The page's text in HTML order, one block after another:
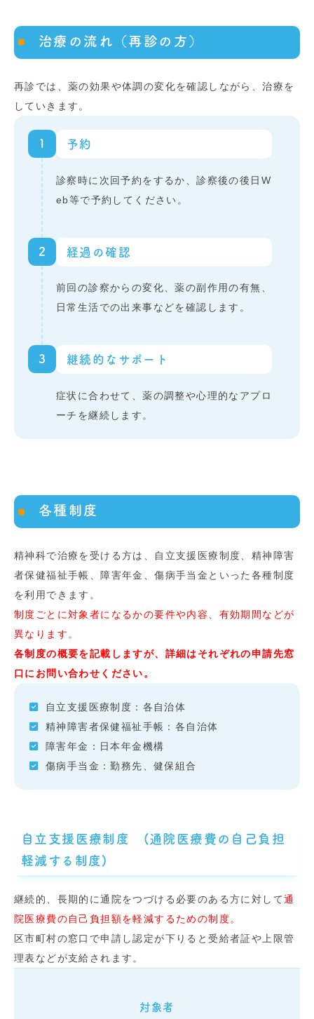
治療の流れ（再診の方）
再診では、薬の効果や体調の変化を確認しながら、治療を
していきます。
1 予約
診察時に次回予約をするか、診察後の後日W
eb等で予約してください。
2 経過の確認
前回の診察からの変化、薬の副作用の有無、
日常生活での出来事などを確認します。
3 継続的なサポート
症状に合わせて、薬の調整や心理的なアプロ
ーチを継続します。
各種制度
精神科で治療を受ける方は、自立支援医療制度、精神障害
者保健福祉手帳、障害年金、傷病手当金といった各種制度
を利用できます。
制度ごとに対象者になるかの要件や内容、有効期間などが
異なります。
各制度の概要を記載しますが、詳細はそれぞれの申請先窓
口にお問い合わせください。
自立支援医療制度：各自治体
精神障害者保健福祉手帳：各自治体
障害年金：日本年金機構
傷病手当金：勤務先、健保組合
自立支援医療制度 (通院医療費の自己負担
軽減する制度)
継続的、長期的に通院をつづける必要のある方に対して通
院医療費の自己負担額を軽減するための制度。
区市町村の窓口で申請し認定が下りると受給者証や上限管
理表などが支給されます。
対象者